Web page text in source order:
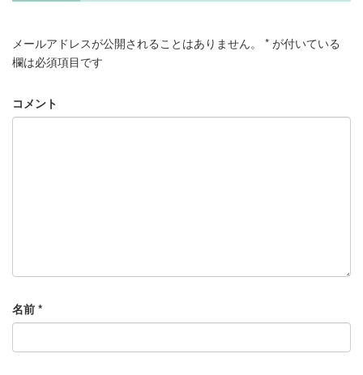
メールアドレスが公開されることはありません。 * が付いている
欄は必須項目です
コメント
名前 *